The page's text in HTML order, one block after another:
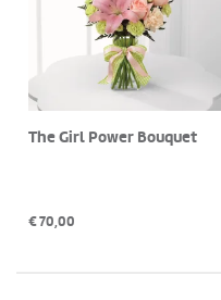
The Girl Power Bouquet
€70,00